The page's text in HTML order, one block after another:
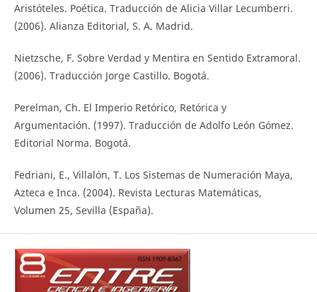
Aristóteles. Poética. Traducción de Alicia Villar Lecumberri.
(2006). Alianza Editorial, S. A. Madrid.
Nietzsche, F. Sobre Verdad y Mentira en Sentido Extramoral.
(2006). Traducción Jorge Castillo. Bogotá.
Perelman, Ch. El Imperio Retórico, Retórica y
Argumentación. (1997). Traducción de Adolfo León Gómez.
Editorial Norma. Bogotá.
Fedriani, E., Villalón, T. Los Sistemas de Numeración Maya,
Azteca e Inca. (2004). Revista Lecturas Matemáticas,
Volumen 25, Sevilla (España).